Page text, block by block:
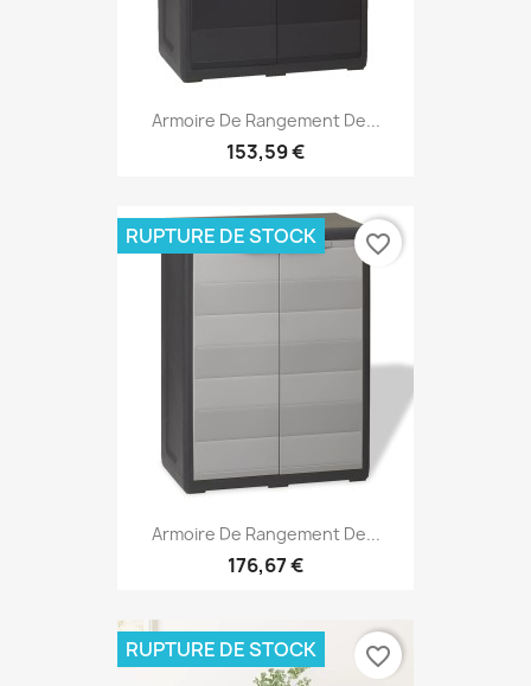
Armoire De Rangement De...
153,59 €
Armoire De Rangement De...
176,67 €
RUPTURE DE STOCK favorite_border
RUPTURE DE STOCK favorite_border